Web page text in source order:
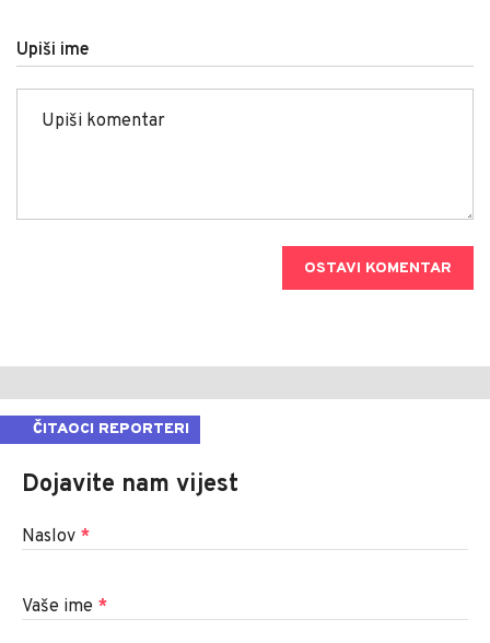
Upiši ime
OSTAVI KOMENTAR
ČITAOCI REPORTERI
Dojavite nam vijest
Naslov *
Vaše ime *